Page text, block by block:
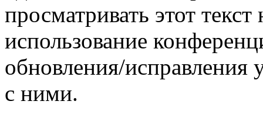
просматривать этот
использование
обновления/исправления
с ними.